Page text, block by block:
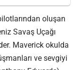
oluşan
Savaş Uçağı
Maverick okulda
ve sevgiyi